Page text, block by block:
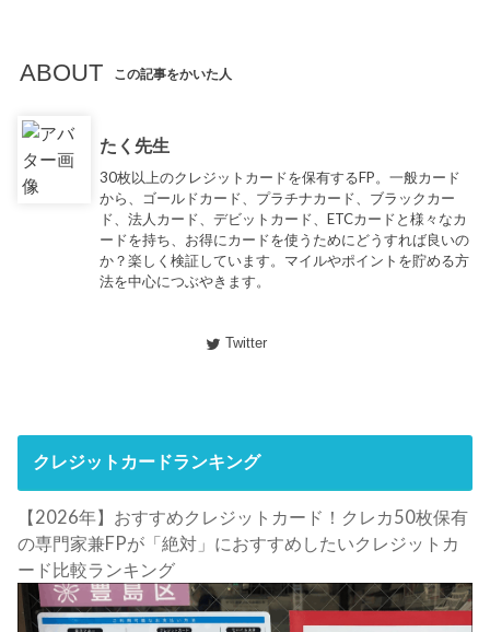
ABOUT この記事をかいた人
たく先生
30枚以上のクレジットカードを保有するFP。一般カード
から、ゴールドカード、プラチナカード、ブラックカー
ド、法人カード、デビットカード、ETCカードと様々なカ
ードを持ち、お得にカードを使うためにどうすれば良いの
か？楽しく検証しています。マイルやポイントを貯める方
法を中心につぶやきます。
Twitter
クレジットカードランキング
【2026年】おすすめクレジットカード！クレカ50枚保有
の専門家兼FPが「絶対」におすすめしたいクレジットカ
ード比較ランキング